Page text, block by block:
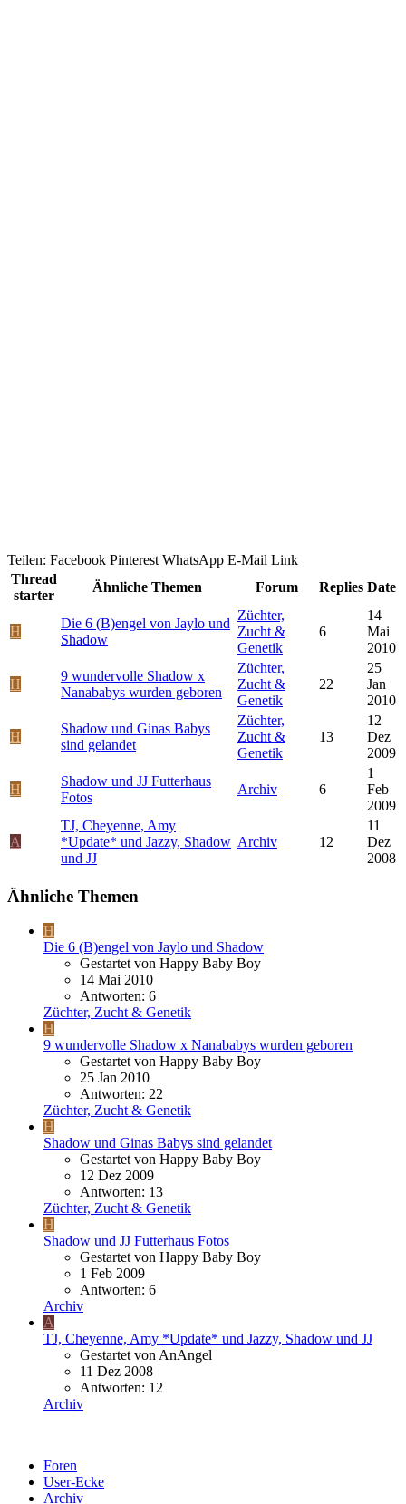
Teilen: Facebook Pinterest WhatsApp E-Mail Link
Thread
starter
Ähnliche Themen Forum Replies Date
H
Die 6 (B)engel von Jaylo und
Shadow
Züchter,
Zucht &
Genetik
6
14
Mai
2010
H
9 wundervolle Shadow x
Nanababys wurden geboren
Züchter,
Zucht &
Genetik
22
25
Jan
2010
H
Shadow und Ginas Babys
sind gelandet
Züchter,
Zucht &
Genetik
13
12
Dez
2009
H
Shadow und JJ Futterhaus
Fotos
Archiv 6
1
Feb
2009
A
TJ, Cheyenne, Amy
*Update* und Jazzy, Shadow
und JJ
Archiv 12
11
Dez
2008
Ähnliche Themen
H
Die 6 (B)engel von Jaylo und Shadow
Gestartet von Happy Baby Boy
14 Mai 2010
Antworten: 6
Züchter, Zucht & Genetik
H
9 wundervolle Shadow x Nanababys wurden geboren
Gestartet von Happy Baby Boy
25 Jan 2010
Antworten: 22
Züchter, Zucht & Genetik
H
Shadow und Ginas Babys sind gelandet
Gestartet von Happy Baby Boy
12 Dez 2009
Antworten: 13
Züchter, Zucht & Genetik
H
Shadow und JJ Futterhaus Fotos
Gestartet von Happy Baby Boy
1 Feb 2009
Antworten: 6
Archiv
A
TJ, Cheyenne, Amy *Update* und Jazzy, Shadow und JJ
Gestartet von AnAngel
11 Dez 2008
Antworten: 12
Archiv
Foren
User-Ecke
Archiv